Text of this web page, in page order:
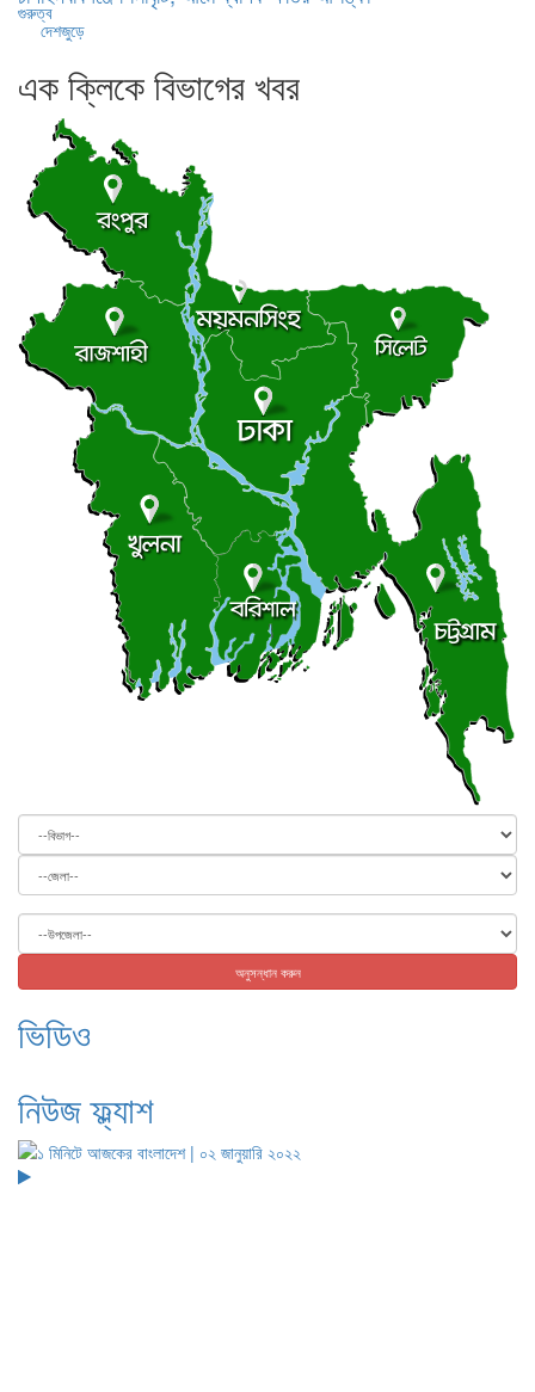
দেশজুড়ে
এক ক্লিকে বিভাগের খবর
বিভাগ
জেলা
উপজেলা
অনুসন্ধান করুন
ভিডিও
নিউজ ফ্ল্যাশ